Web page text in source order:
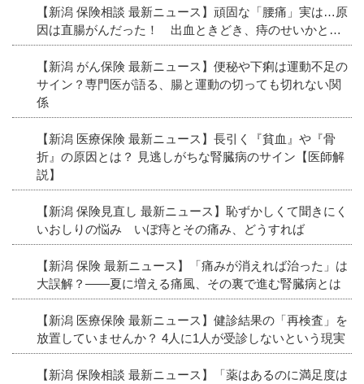
【新潟 保険相談 最新ニュース】頑固な「腰痛」実は…原
因は直腸がんだった！ 出血ときどき、痔のせいかと…
【新潟 がん保険 最新ニュース】便秘や下痢は運動不足の
サイン？専門医が語る、腸と運動の切っても切れない関
係
【新潟 医療保険 最新ニュース】長引く『貧血』や『骨
折』の原因とは？ 見逃しがちな腎臓病のサイン【医師解
説】
【新潟 保険見直し 最新ニュース】恥ずかしくて聞きにく
いおしりの悩み いぼ痔とその痛み、どうすれば
【新潟 保険 最新ニュース】「痛みが消えれば治った」は
大誤解？――夏に増える痛風、その裏で進む腎臓病とは
【新潟 医療保険 最新ニュース】健診結果の「再検査」を
放置していませんか？ 4人に1人が受診しないという現実
【新潟 保険相談 最新ニュース】「薬はあるのに満足度は